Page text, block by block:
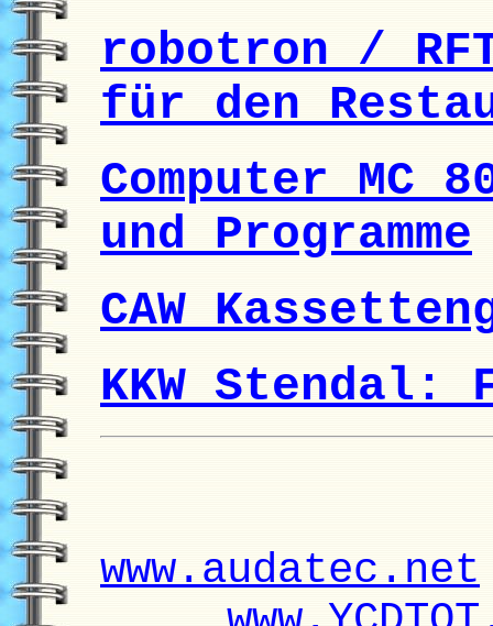
robotron /
für den
Computer MC
und Programme
CAW
KKW
www.audatec.net